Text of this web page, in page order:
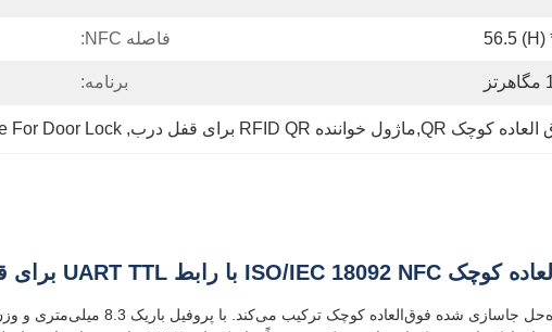
فاصله NFC:
برنامه:
,
For Door Lock